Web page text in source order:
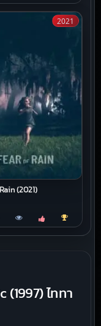
(2021)
2021
(1997) ไททา